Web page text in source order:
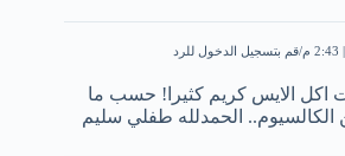
قم بتسجيل الدخول للرد
اكل الايس كريم كثيرا! حسب ما
الكالسيوم.. الحمدلله طفلي سليم